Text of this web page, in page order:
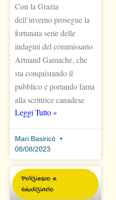
Con la Grazia
dell’inverno prosegue la
fortunata serie delle
indagini del commissario
Armand Gamache, che
sta conquistando il
pubblico e portando fama
alla scrittrice canadese
Leggi Tutto »
Mari Basiricò
08/08/2023
Poliziesco e
Giudiziario